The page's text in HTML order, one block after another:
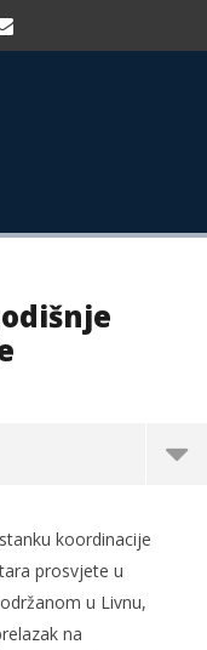
koordinacije
prosvjete u
u Livnu,
na